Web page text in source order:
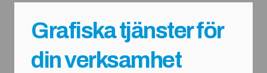
Grafiska tjänster för
din verksamhet